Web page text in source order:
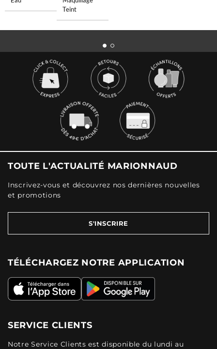
Teint
TOUTE L'ACTUALITÉ MARIONNAUD
Inscrivez-vous et découvrez nos dernières nouvelles
et promotions
S'INSCRIRE
TÉLÉCHARGEZ NOTRE APPLICATION
SERVICE CLIENTS
Notre Service Clients est disponible du lundi au